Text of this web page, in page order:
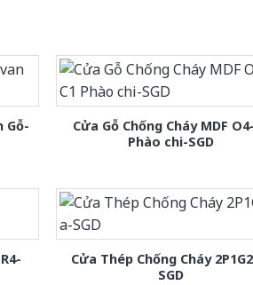
Gỗ-
Cửa Gỗ Chống Cháy MDF
Phào chi-SGD
Cửa Thép Chống Cháy
SGD